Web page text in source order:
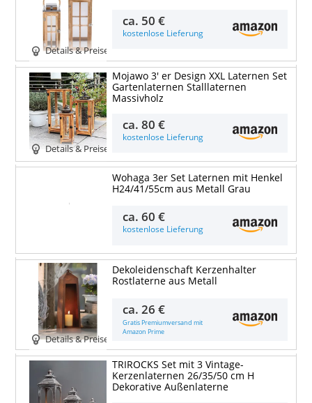
Details & Preise
ca. 50 €
kostenlose Lieferung
Details & Preise
Mojawo 3' er Design XXL Laternen Set
Gartenlaternen Stalllaternen
Massivholz
ca.80 €
kostenlose Lieferung
Wohaga 3er Set Laternen mit Henkel
H24/41/55cm aus Metall Grau
ca.60 €
kostenlose Lieferung
Details & Preise
Dekoleidenschaft Kerzenhalter
Rostlaterne aus Metall
ca.26 €
Gratis Premiumversand mit
Amazon Prime
TRIROCKS Set mit 3 Vintage-
Kerzenlaternen 26/35/50 cm H
Dekorative Außenlaterne